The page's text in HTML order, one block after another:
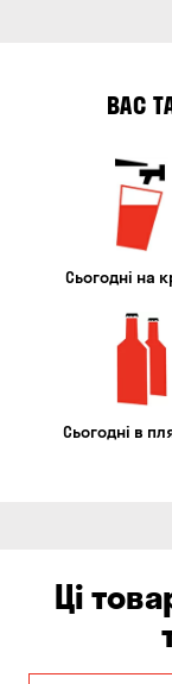
ВАС
Сьогодні на
Сьогодні в
Ці